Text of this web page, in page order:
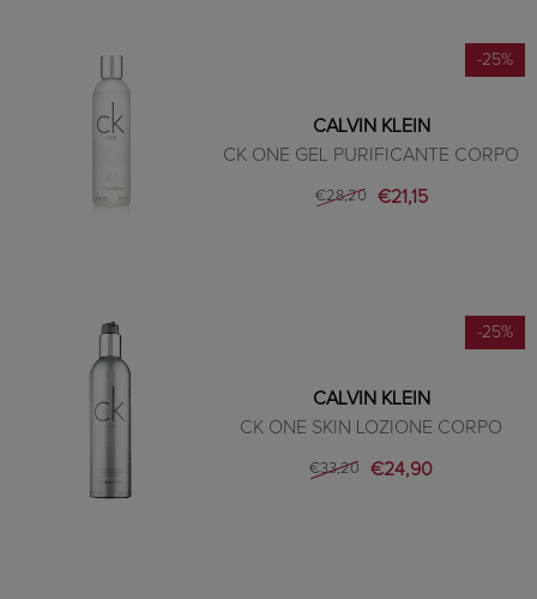
-25%
CALVIN KLEIN
CK ONE GEL PURIFICANTE CORPO
€28,20 €21,15
-25%
CALVIN KLEIN
CK ONE SKIN LOZIONE CORPO
€33,20 €24,90